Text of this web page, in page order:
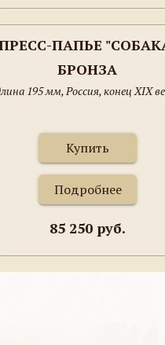
ПАПЬЕ
БРОНЗА
195 мм, Россия, конец XIX
Купить
Подробнее
85 250 руб.